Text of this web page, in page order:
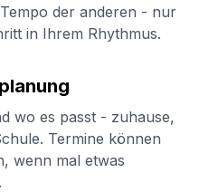
der anderen - nur
in Ihrem Rhythmus.
wo es passt - zuhause,
Termine können
wenn mal etwas